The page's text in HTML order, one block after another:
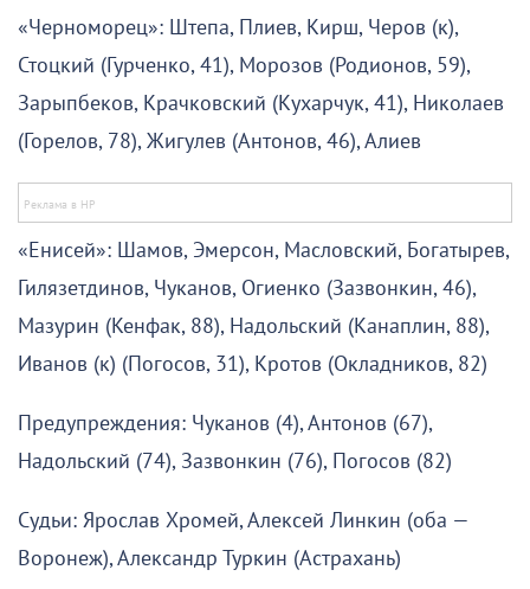
«Черноморец»: Штепа, Плиев, Кирш, Черов (к),
Стоцкий (Гурченко, 41), Морозов (Родионов, 59),
Зарыпбеков, Крачковский (Кухарчук, 41), Николаев
(Горелов, 78), Жигулев (Антонов, 46), Алиев
«Енисей»: Шамов, Эмерсон, Масловский, Богатырев,
Гилязетдинов, Чуканов, Огиенко (Зазвонкин, 46),
Мазурин (Кенфак, 88), Надольский (Канаплин, 88),
Иванов (к) (Погосов, 31), Кротов (Окладников, 82)
Предупреждения: Чуканов (4), Антонов (67),
Надольский (74), Зазвонкин (76), Погосов (82)
Судьи: Ярослав Хромей, Алексей Линкин (оба —
Воронеж), Александр Туркин (Астрахань)